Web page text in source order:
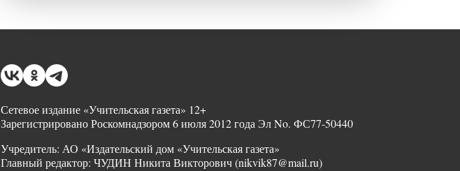
Сетевое издание «Учительская газета» 12+
Зарегистрировано Роскомнадзором 6 июля 2012 года Эл No. ФС77-50440
Учредитель: АО «Издательский дом «Учительская газета»
Главный редактор: ЧУДИН Никита Викторович (nikvik87@mail.ru)